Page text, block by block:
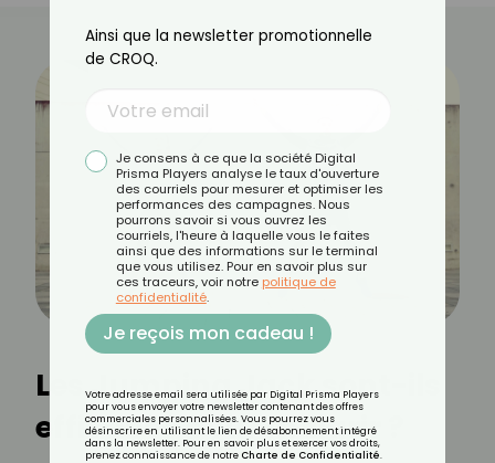
Les Jumping Jack sont-ils
efficaces pour maigrir ?
Ainsi que la newsletter promotionnelle
de CROQ.
Je consens à ce que la société Digital
Prisma Players analyse le taux d'ouverture
des courriels pour mesurer et optimiser les
performances des campagnes. Nous
pourrons savoir si vous ouvrez les
courriels, l'heure à laquelle vous le faites
ainsi que des informations sur le terminal
que vous utilisez. Pour en savoir plus sur
ces traceurs, voir notre politique de
confidentialité.
Je reçois mon cadeau !
Votre adresse email sera utilisée par Digital Prisma Players
pour vous envoyer votre newsletter contenant des offres
commerciales personnalisées. Vous pourrez vous
désinscrire en utilisant le lien de désabonnement intégré
dans la newsletter. Pour en savoir plus et exercer vos droits,
prenez connaissance de notre Charte de Confidentialité.